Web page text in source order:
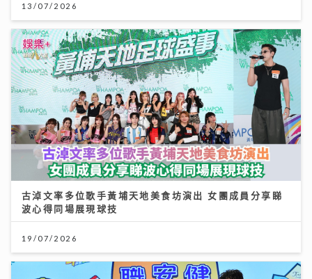
13/07/2026
古淖文率多位歌手黃埔天地美食坊演出 女團成員分享睇
波心得同場展現球技
19/07/2026